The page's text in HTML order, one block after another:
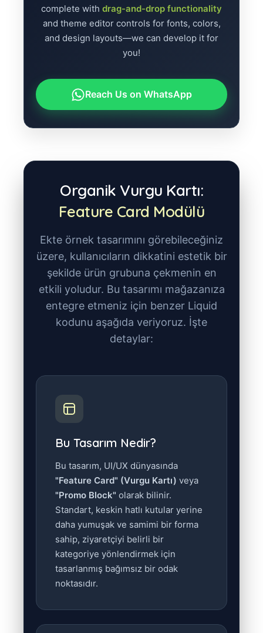
complete with drag-and-drop functionality
and theme editor controls for fonts, colors,
and design layouts—we can develop it for
you!
Reach Us on WhatsApp
Organik Vurgu Kartı:
Feature Card Modülü
Ekte örnek tasarımını görebileceğiniz
üzere, kullanıcıların dikkatini estetik bir
şekilde ürün grubuna çekmenin en
etkili yoludur. Bu tasarımı mağazanıza
entegre etmeniz için benzer Liquid
kodunu aşağıda veriyoruz. İşte
detaylar:
Bu Tasarım Nedir?
Bu tasarım, UI/UX dünyasında
"Feature Card" (Vurgu Kartı) veya
"Promo Block" olarak bilinir.
Standart, keskin hatlı kutular yerine
daha yumuşak ve samimi bir forma
sahip, ziyaretçiyi belirli bir
kategoriye yönlendirmek için
tasarlanmış bağımsız bir odak
noktasıdır.